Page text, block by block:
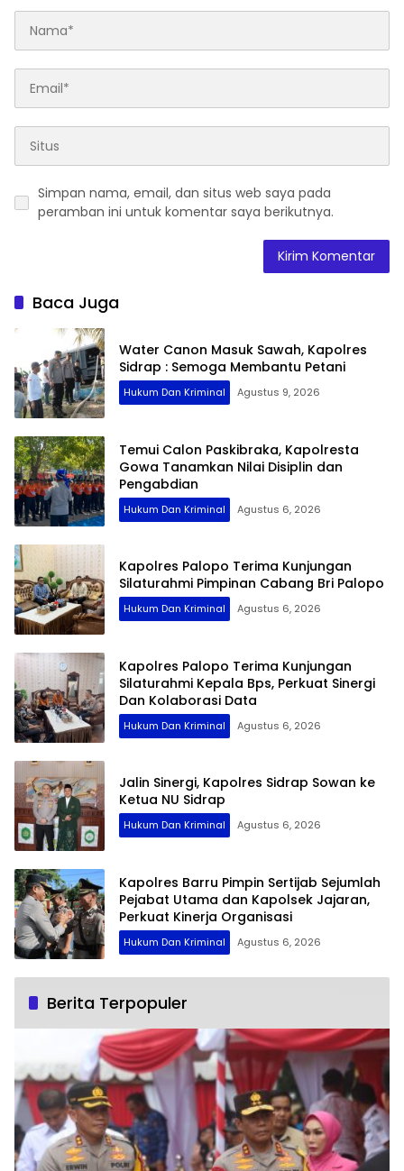
Simpan nama, email, dan situs web saya pada
peramban ini untuk komentar saya berikutnya.
Baca Juga
Water Canon Masuk Sawah, Kapolres
Sidrap : Semoga Membantu Petani
Hukum Dan Kriminal Agustus 9, 2026
Temui Calon Paskibraka, Kapolresta
Gowa Tanamkan Nilai Disiplin dan
Pengabdian
Hukum Dan Kriminal Agustus 6, 2026
Kapolres Palopo Terima Kunjungan
Silaturahmi Pimpinan Cabang Bri Palopo
Hukum Dan Kriminal Agustus 6, 2026
Kapolres Palopo Terima Kunjungan
Silaturahmi Kepala Bps, Perkuat Sinergi
Dan Kolaborasi Data
Hukum Dan Kriminal Agustus 6, 2026
Jalin Sinergi, Kapolres Sidrap Sowan ke
Ketua NU Sidrap
Hukum Dan Kriminal Agustus 6, 2026
Kapolres Barru Pimpin Sertijab Sejumlah
Pejabat Utama dan Kapolsek Jajaran,
Perkuat Kinerja Organisasi
Hukum Dan Kriminal Agustus 6, 2026
Berita Terpopuler